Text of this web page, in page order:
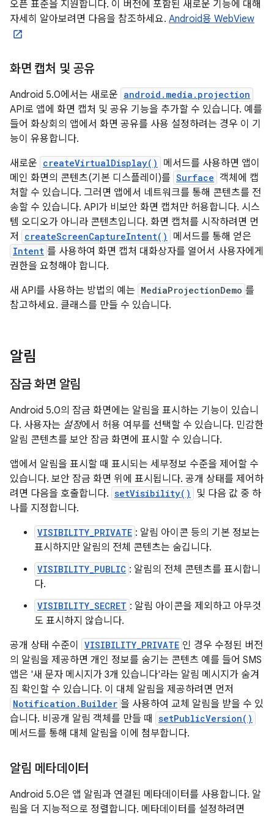
오픈 표준을 지원합니다. 이 버전에 포함된 새로운 기능에 대해
자세히 알아보려면 다음을 참조하세요. Android용 WebView
화면 캡처 및 공유
Android 5.0에서는 새로운 android.media.projection
API로 앱에 화면 캡처 및 공유 기능을 추가할 수 있습니다. 예를
들어 화상회의 앱에서 화면 공유를 사용 설정하려는 경우 이 기
능이 유용합니다.
새로운 createVirtualDisplay()
메서드를 사용하면 앱이
메인 화면의 콘텐츠(기본 디스플레이)를 Surface 객체에 캡
처할 수 있습니다. 그러면 앱에서 네트워크를 통해 콘텐츠를 전
송할 수 있습니다. API가 비보안 화면 캡처만 허용합니다. 시스
템 오디오가 아니라 콘텐츠입니다. 화면 캡처를 시작하려면 먼
저
createScreenCaptureIntent() 메서드를 통해 얻은
Intent 를 사용하여 화면 캡처 대화상자를 열어서 사용자에게
권한을 요청해야 합니다.
새 API를 사용하는 방법의 예는 MediaProjectionDemo 를
참고하세요. 클래스를 만들 수 있습니다.
알림
잠금 화면 알림
Android 5.0의 잠금 화면에는 알림을 표시하는 기능이 있습니
다. 사용자는 설정에서 허용 여부를 선택할 수 있습니다. 민감한
알림 콘텐츠를 보안 잠금 화면에 표시할 수 있습니다.
앱에서 알림을 표시할 때 표시되는 세부정보 수준을 제어할 수
있습니다. 보안 잠금 화면 위에 표시됩니다. 공개 상태를 제어하
려면 다음을 호출합니다. setVisibility()
및 다음 값 중 하
나를 지정합니다.
VISIBILITY_PRIVATE : 알림 아이콘 등의 기본 정보는
표시하지만 알림의 전체 콘텐츠는 숨깁니다.
VISIBILITY_PUBLIC : 알림의 전체 콘텐츠를 표시합니
다.
VISIBILITY_SECRET : 알림 아이콘을 제외하고 아무것
도 표시하지 않습니다.
공개 상태 수준이
VISIBILITY_PRIVATE 인 경우 수정된 버전
의 알림을 제공하면 개인 정보를 숨기는 콘텐츠 예를 들어 SMS
앱은 '새 문자 메시지가 3개 있습니다'라는 알림 메시지가 숨겨
짐 확인할 수 있습니다. 이 대체 알림을 제공하려면 먼저
Notification.Builder 을 사용하여 교체 알림을 받을 수 있
습니다. 비공개 알림 객체를 만들 때
setPublicVersion()
메서드를 통해 대체 알림을 이에 첨부합니다.
알림 메타데이터
Android 5.0은 앱 알림과 연결된 메타데이터를 사용합니다. 알
림을 더 지능적으로 정렬합니다. 메타데이터를 설정하려면